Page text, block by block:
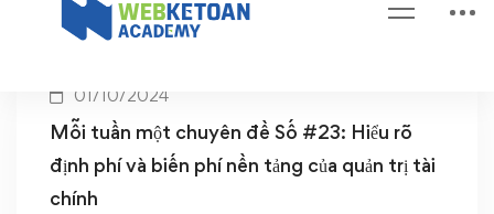
01/10/2024
Mỗi tuần một chuyên đề Số #23: Hiểu rõ
định phí và biến phí nền tảng của quản trị tài
chính